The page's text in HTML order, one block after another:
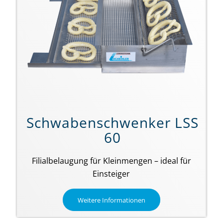
Schwabenschwenker LSS
60
Filialbelaugung für Kleinmengen – ideal für
Einsteiger
Weitere Informationen